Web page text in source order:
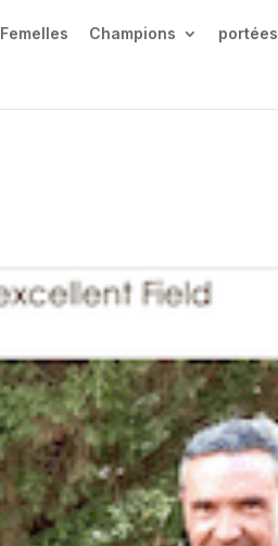
Femelles Champions portées